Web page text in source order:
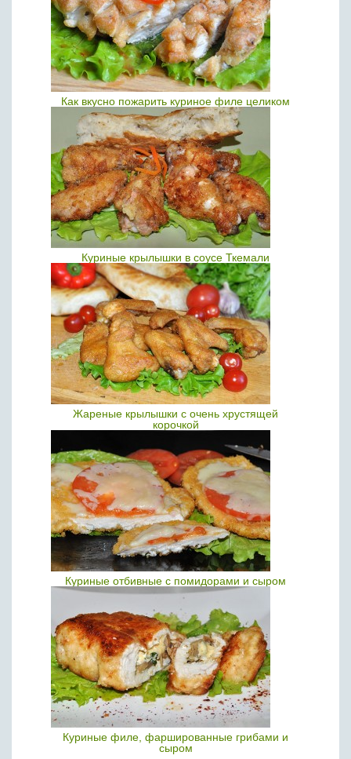
Как вкусно пожарить куриное филе целиком
Куриные крылышки в соусе Ткемали
Жареные крылышки с очень хрустящей
корочкой
Куриные отбивные с помидорами и сыром
Куриные филе, фаршированные грибами и
сыром